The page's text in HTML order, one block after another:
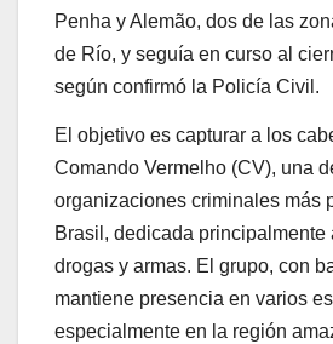
Penha y Alemão, dos de las
de Río, y seguía en curso al
según confirmó la Policía Civil.
El objetivo es capturar a los
Comando Vermelho (CV), una
organizaciones criminales más
Brasil, dedicada principalmente
drogas y armas. El grupo, con
mantiene presencia en varios
especialmente en la región